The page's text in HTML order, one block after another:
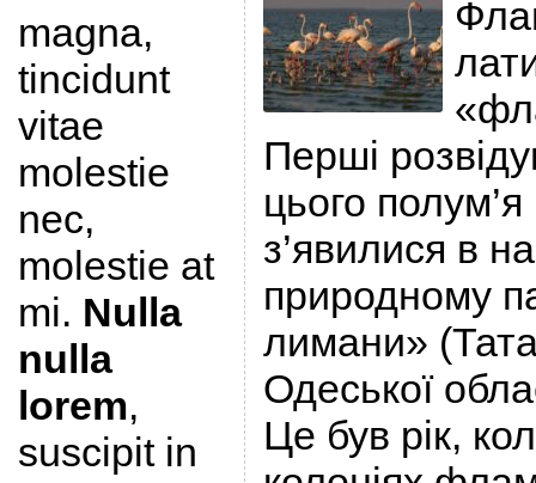
magna,
tincidunt
vitae
molestie
nec,
molestie at
mi. Nulla
nulla
lorem,
suscipit in
Перші
цього
з’явилися в
природному
лимани»
Одеської
Це був рік,